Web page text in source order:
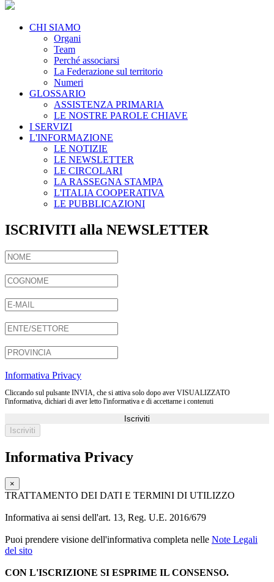
CHI SIAMO
Organi
Team
Perché associarsi
La Federazione sul territorio
Numeri
GLOSSARIO
ASSISTENZA PRIMARIA
LE NOSTRE PAROLE CHIAVE
I SERVIZI
L'INFORMAZIONE
LE NOTIZIE
LE NEWSLETTER
LE CIRCOLARI
LA RASSEGNA STAMPA
L'ITALIA COOPERATIVA
LE PUBBLICAZIONI
ISCRIVITI alla NEWSLETTER
Informativa Privacy
Cliccando sul pulsante INVIA, che si attiva solo dopo aver VISUALIZZATO
l'informativa, dichiari di aver letto l'informativa e di accettarne i contenuti
Iscriviti
Informativa Privacy
×
TRATTAMENTO DEI DATI E TERMINI DI UTILIZZO
Informativa ai sensi dell'art. 13, Reg. U.E. 2016/679
Puoi prendere visione dell'informativa completa nelle Note Legali
del sito
CON L'ISCRIZIONE SI ESPRIME IL CONSENSO.